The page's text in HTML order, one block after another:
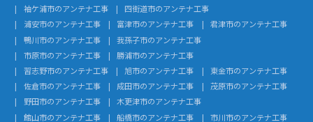
袖ケ浦市のアンテナ工事
四街道市のアンテナ工事
浦安市のアンテナ工事
富津市のアンテナ工事
君津市のアンテナ工事
鴨川市のアンテナ工事
我孫子市のアンテナ工事
市原市のアンテナ工事
勝浦市のアンテナ工事
習志野市のアンテナ工事
旭市のアンテナ工事
東金市のアンテナ工事
佐倉市のアンテナ工事
成田市のアンテナ工事
茂原市のアンテナ工事
野田市のアンテナ工事
木更津市のアンテナ工事
館山市のアンテナ工事
船橋市のアンテナ工事
市川市のアンテナ工事